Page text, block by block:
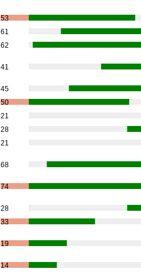
53
61
62
41
45
50
21
28
21
68
74
28
33
19
14